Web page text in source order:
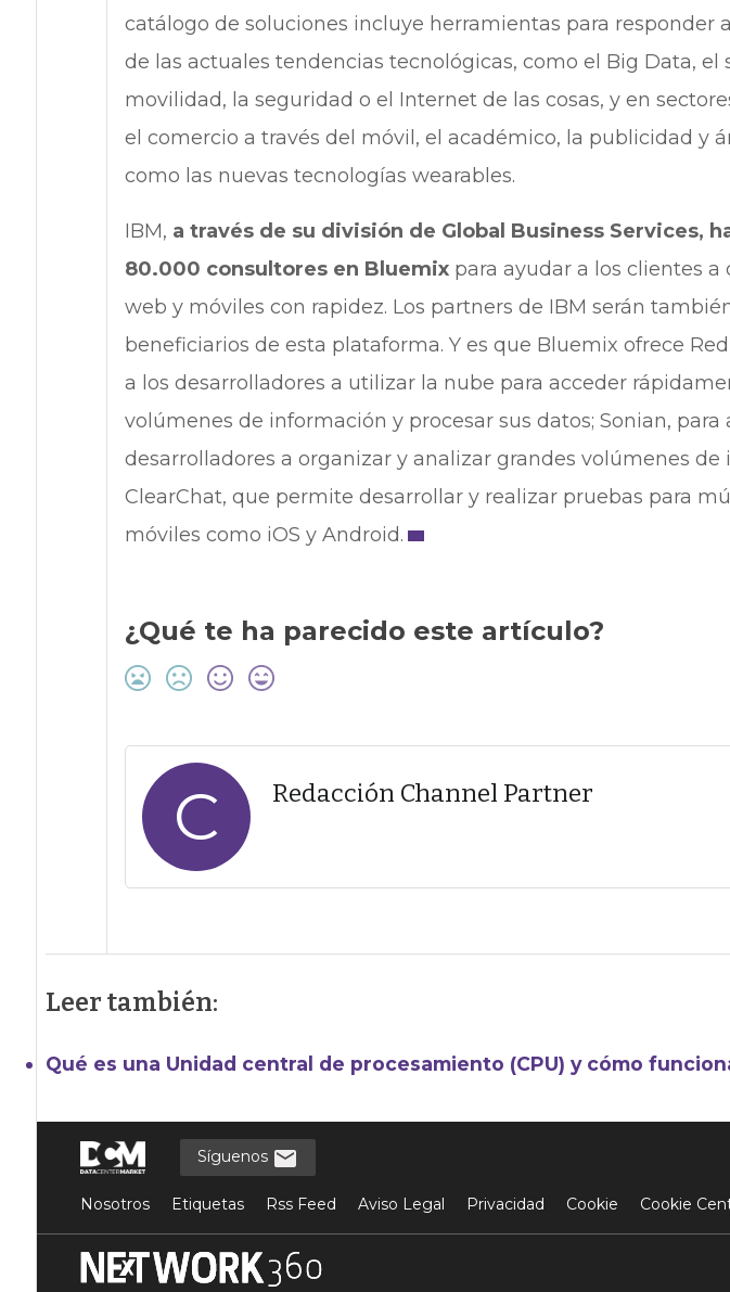
catálogo de soluciones incluye herramientas para responder
de las actuales tendencias tecnológicas, como el Big Data, el
movilidad, la seguridad o el Internet de las cosas, y en
el comercio a través del móvil, el académico, la publicidad y
como las nuevas tecnologías wearables.
IBM, a través de su división de Global Business Services,
80.000 consultores en Bluemix para ayudar a los clientes a
web y móviles con rapidez. Los partners de IBM serán
beneficiarios de esta plataforma. Y es que Bluemix ofrece
a los desarrolladores a utilizar la nube para acceder
volúmenes de información y procesar sus datos; Sonian, para
desarrolladores a organizar y analizar grandes volúmenes de
ClearChat, que permite desarrollar y realizar pruebas para
móviles como iOS y Android.
¿Qué te ha parecido este artículo?
C Redacción Channel Partner
Leer también:
Qué es una Unidad central de procesamiento (CPU) y cómo
Síguenos
Nosotros Etiquetas Rss Feed Aviso Legal Privacidad Cookie Cookie